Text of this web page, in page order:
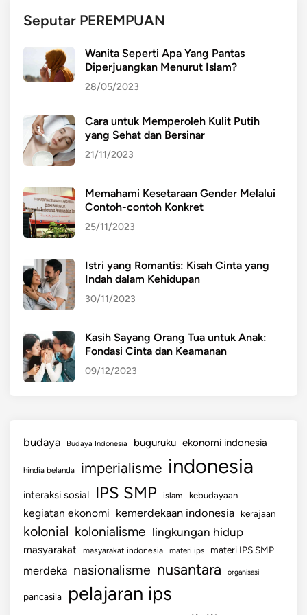
e
u
r
a
a
n
K
k
u
s
Seputar PEREMPUAN
Wanita Seperti Apa Yang Pantas
Diperjuangkan Menurut Islam?
28/05/2023
Cara untuk Memperoleh Kulit Putih
yang Sehat dan Bersinar
21/11/2023
Memahami Kesetaraan Gender Melalui
Contoh-contoh Konkret
25/11/2023
Istri yang Romantis: Kisah Cinta yang
Indah dalam Kehidupan
30/11/2023
Kasih Sayang Orang Tua untuk Anak:
Fondasi Cinta dan Keamanan
09/12/2023
budaya Budaya Indonesia buguruku ekonomi indonesia
hindia belanda imperialisme indonesia
interaksi sosial IPS SMP islam kebudayaan
kegiatan ekonomi kemerdekaan indonesia kerajaan
kolonial kolonialisme lingkungan hidup
masyarakat masyarakat indonesia materi ips materi IPS SMP
merdeka nasionalisme nusantara organisasi
pancasila
pelajaran ips